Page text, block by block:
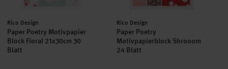
Hersteller:
Rico Design
Paper Poetry Motivpapier
Block Floral 21x30cm 30
Blatt
Hersteller:
Rico Design
Paper Poetry
Motivpapierblock Shrooom
24 Blatt